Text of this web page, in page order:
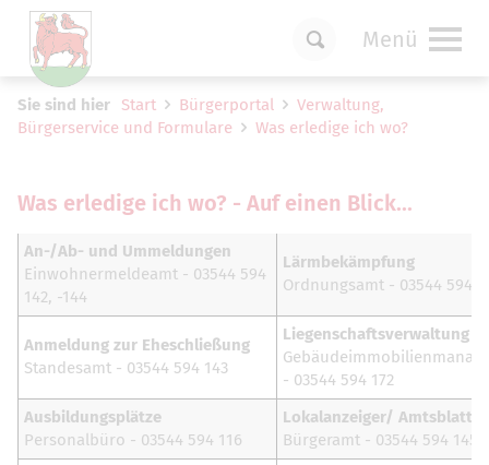
Menü
Sie sind hier Start Bürgerportal
Verwaltung,
Bürgerservice und Formulare
Was erledige ich wo?
Was erledige ich wo? - Auf einen Blick...
An-/Ab- und Ummeldungen
Einwohnermeldeamt - 03544 594
142, -144
Lärmbekämpfung
Ordnungsamt - 03544 594
Anmeldung zur Eheschließung
Standesamt - 03544 594 143
Liegenschaftsverwaltung
- 03544 594 172
Ausbildungsplätze
Personalbüro - 03544 594 116
Lokalanzeiger/ Amtsblatt
Bürgeramt - 03544 594 145
vornehmen zu können wird die Berechtigung
fürfunktionale Cookiesin den Cookie-
Cookie-Einstellungen